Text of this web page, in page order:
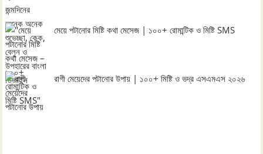
মেয়ে পটানোর মিষ্টি কথা মেসেজ | ১০০+ রোমান্টিক ও মিষ্টি SMS
রাগী মেয়েদের পটানোর উপায় | ১০০+ মিষ্টি ও ভদ্র এসএমএস ২০২৬